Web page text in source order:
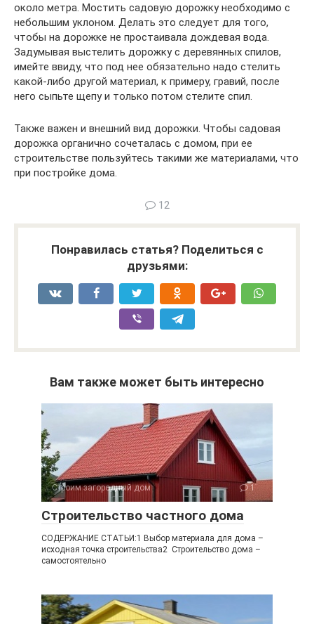
около метра. Мостить садовую дорожку необходимо с
небольшим уклоном. Делать это следует для того,
чтобы на дорожке не простаивала дождевая вода.
Задумывая выстелить дорожку с деревянных спилов,
имейте ввиду, что под нее обязательно надо стелить
какой-либо другой материал, к примеру, гравий, после
него сыпьте щепу и только потом стелите спил.
Также важен и внешний вид дорожки. Чтобы садовая
дорожка органично сочеталась с домом, при ее
строительстве пользуйтесь такими же материалами, что
при постройке дома.
12
Понравилась статья? Поделиться с
друзьями:
Вам также может быть интересно
Строим загородный дом 1
Строительство частного дома
СОДЕРЖАНИЕ СТАТЬИ:1 Выбор материала для дома –
исходная точка строительства2 Строительство дома –
самостоятельно